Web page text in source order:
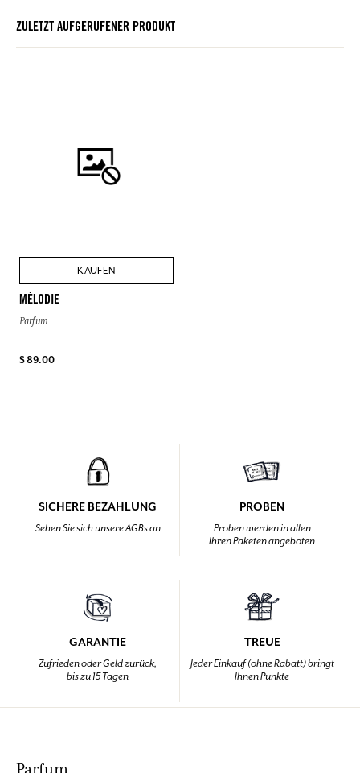
ZULETZT AUFGERUFENER PRODUKT
KAUFEN
MÉLODIE
Parfum
$ 89.00
SICHERE BEZAHLUNG
Sehen Sie sich unsere AGBs an
PROBEN
Proben werden in allen
Ihren Paketen angeboten
GARANTIE
Zufrieden oder Geld zurück,
bis zu 15 Tagen
TREUE
Jeder Einkauf (ohne Rabatt) bringt
Ihnen Punkte
Parfum